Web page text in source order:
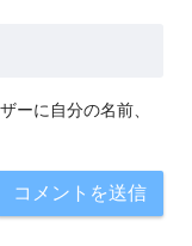
ーに自分の名前、